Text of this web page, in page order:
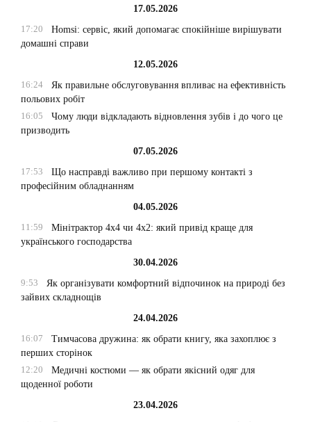
17.05.2026
17:20
Homsi: сервіс, який допомагає спокійніше вирішувати
домашні справи
12.05.2026
16:24
Як правильне обслуговування впливає на ефективність
польових робіт
16:05
Чому люди відкладають відновлення зубів і до чого це
призводить
07.05.2026
17:53
Що насправді важливо при першому контакті з
професійним обладнанням
04.05.2026
11:59
Мінітрактор 4х4 чи 4х2: який привід краще для
українського господарства
30.04.2026
9:53
Як організувати комфортний відпочинок на природі без
зайвих складнощів
24.04.2026
16:07
Тимчасова дружина: як обрати книгу, яка захоплює з
перших сторінок
12:20
Медичні костюми — як обрати якісний одяг для
щоденної роботи
23.04.2026